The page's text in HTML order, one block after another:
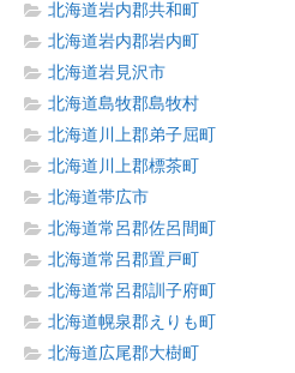
北海道岩内郡共和町
北海道岩内郡岩内町
北海道岩見沢市
北海道島牧郡島牧村
北海道川上郡弟子屈町
北海道川上郡標茶町
北海道帯広市
北海道常呂郡佐呂間町
北海道常呂郡置戸町
北海道常呂郡訓子府町
北海道幌泉郡えりも町
北海道広尾郡大樹町